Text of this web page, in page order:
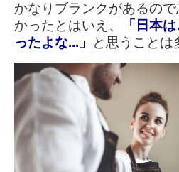
かなりブランクがあるの
かったとはいえ、
「日本
ったよな...」
と思うことは